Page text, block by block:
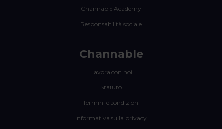
Channable Academy
Responsabilità sociale
Channable
Lavora con noi
Statuto
Termini e condizioni
Informativa sulla privacy